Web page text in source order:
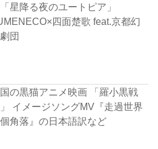
星降る夜のユートピア」
四面楚歌 feat.京都幻
団
の黒猫アニメ映画 「羅小黒戦
イメージソングMV『走過世界
角落』の日本語訳など